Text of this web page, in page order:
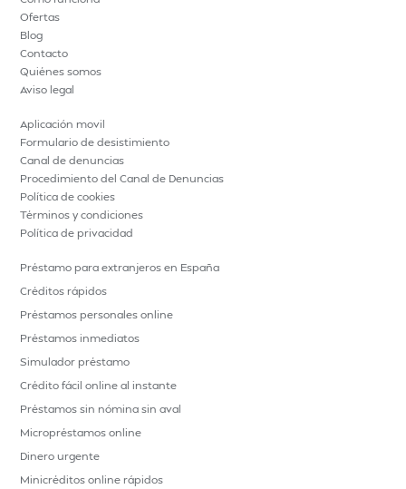
Ofertas
Blog
Contacto
Quiénes somos
Aviso legal
Aplicación movil
Formulario de desistimiento
Canal de denuncias
Procedimiento del Canal de Denuncias
Política de cookies
Términos y condiciones
Política de privacidad
Préstamo para extranjeros en España
Créditos rápidos
Préstamos personales online
Préstamos inmediatos
Simulador préstamo
Crédito fácil online al instante
Préstamos sin nómina sin aval
Micropréstamos online
Dinero urgente
Minicréditos online rápidos